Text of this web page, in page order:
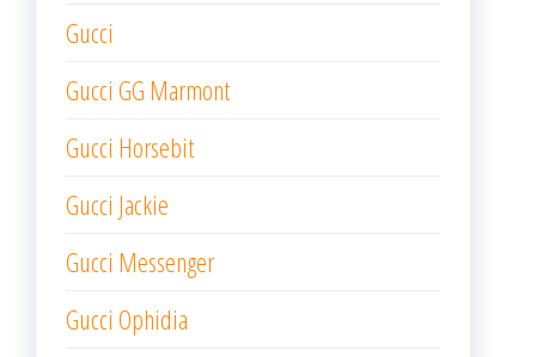
Gucci
Gucci GG Marmont
Gucci Horsebit
Gucci Jackie
Gucci Messenger
Gucci Ophidia